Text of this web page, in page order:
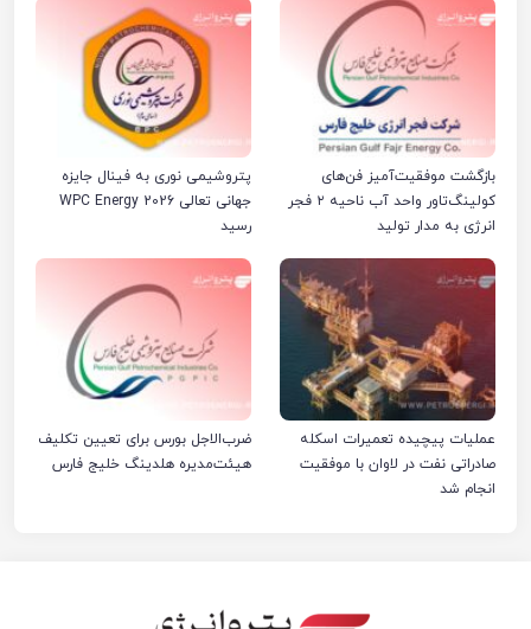
بازگشت موفقیت‌آمیز فن‌های
کولینگ‌تاور واحد آب ناحیه ۲ فجر
انرژی به مدار تولید
پتروشیمی نوری به فینال جایزه
جهانی تعالی WPC Energy 2026
رسید
عملیات پیچیده تعمیرات اسکله
صادراتی نفت در لاوان با موفقیت
انجام شد
ضرب‌الاجل بورس برای تعیین تکلیف
هیئت‌مدیره هلدینگ خلیج فارس